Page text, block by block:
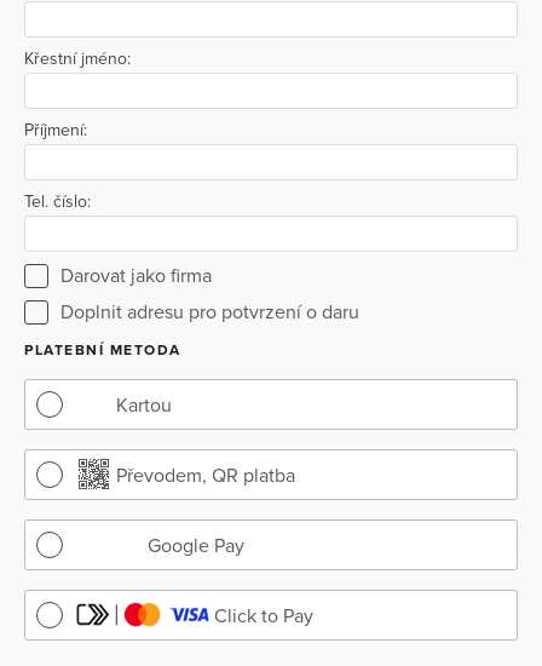
Křestní jméno:
Příjmení:
Tel. číslo:
Darovat jako firma
Doplnit adresu pro potvrzení o daru
PLATEBNÍ METODA
Kartou
Převodem, QR platba
Google Pay
Click to Pay